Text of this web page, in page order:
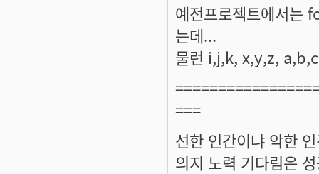
예전프로젝트에서는
는데...
물런 i,j,k, x,y,z, a,b,c
===
선한 인간이냐 악한
의지 노력 기다림은